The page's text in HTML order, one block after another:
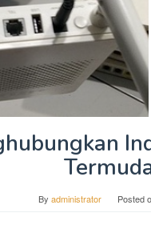
By administrator Posted